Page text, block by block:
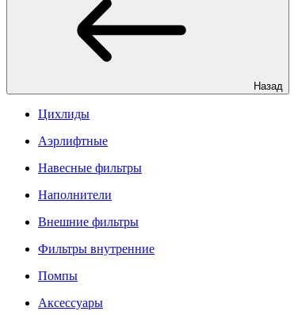
Назад
Цихлиды
Аэрлифтные
Навесные фильтры
Наполнители
Внешние фильтры
Фильтры внутренние
Помпы
Аксессуары